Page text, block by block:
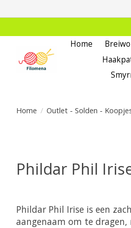
Home
Home / Outlet - Solden -
Phildar Phil
Phildar Phil Irise is een
aangenaam om te